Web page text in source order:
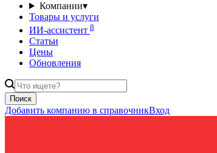
Компании▾
Товары и услуги
ИИ-ассистент β
Статьи
Цены
Обновления
Поиск
Добавить компанию в справочникВход